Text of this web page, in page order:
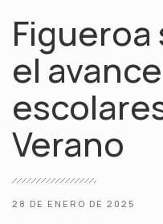
el
Verano
28 DE ENERO DE 2025